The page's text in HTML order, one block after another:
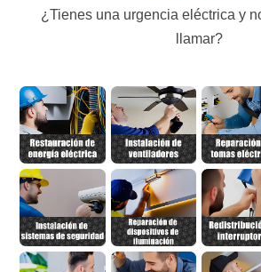
¿Tienes una urgencia eléctrica y
llamar?